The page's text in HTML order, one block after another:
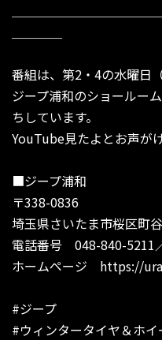
番組は、第2・4の水曜日
ジープ浦和のショールー
ちしています。
YouTube見たよとお声が
■ジープ浦和
〒338-0836
埼玉県さいたま市桜区町
電話番号 048-840-5211
ホームページ https://
#ジープ
#ウィンタータイヤ＆ホイ